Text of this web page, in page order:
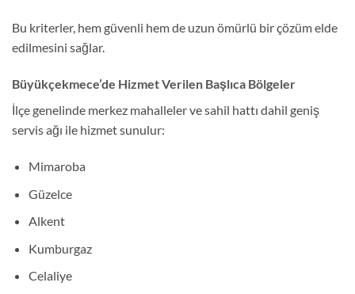
Bu kriterler, hem güvenli hem de uzun ömürlü bir çözüm elde
edilmesini sağlar.
Büyükçekmece’de Hizmet Verilen Başlıca Bölgeler
İlçe genelinde merkez mahalleler ve sahil hattı dahil geniş
servis ağı ile hizmet sunulur:
Mimaroba
Güzelce
Alkent
Kumburgaz
Celaliye